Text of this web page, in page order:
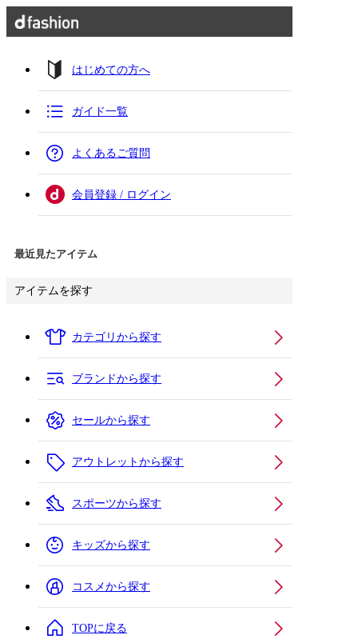
はじめての方へ
ガイド一覧
よくあるご質問
会員登録 / ログイン
最近見たアイテム
アイテムを探す
カテゴリから探す
ブランドから探す
セールから探す
アウトレットから探す
スポーツから探す
キッズから探す
コスメから探す
TOPに戻る